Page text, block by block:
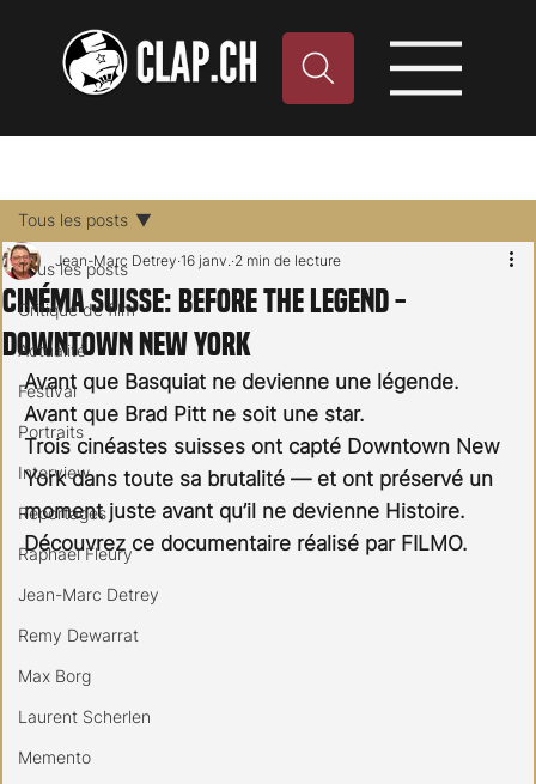
Tous les posts
Critique de film
Actualité
Festival
Portraits
Interview
Reportages
Raphael Fleury
Jean-Marc Detrey
Remy Dewarrat
Max Borg
Laurent Scherlen
Memento
Tous les posts
Cinéma Suisse: Before the Legend -
Downtown New York
Jean-Marc Detrey 16 janv. 2 min de lecture
Avant que Basquiat ne devienne une légende.
Avant que Brad Pitt ne soit une star.
Trois cinéastes suisses ont capté Downtown New
York dans toute sa brutalité — et ont préservé un
moment juste avant qu’il ne devienne Histoire.
Découvrez ce documentaire réalisé par FILMO.